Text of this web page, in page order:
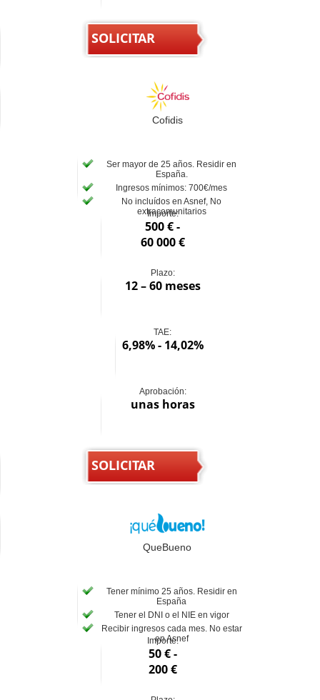
SOLICITAR
Cofidis
Ser mayor de 25 años. Residir en
España.
Ingresos mínimos: 700€/mes
No incluídos en Asnef, No
extracomunitarios
Importe:
500 € -
60 000 €
Plazo:
12 – 60 meses
TAE:
6,98% - 14,02%
Aprobación:
unas horas
SOLICITAR
QueBueno
Tener mínimo 25 años. Residir en
España
Tener el DNI o el NIE en vigor
Recibir ingresos cada mes. No estar
en Asnef
Importe:
50 € -
200 €